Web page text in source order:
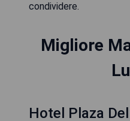
condividere.
Migliore
Hotel Plaza